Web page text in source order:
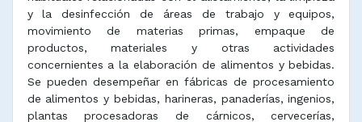
y la desinfección de áreas de trabajo y equipos,
movimiento de materias primas, empaque de
productos, materiales y otras actividades
concernientes a la elaboración de alimentos y bebidas.
Se pueden desempeñar en fábricas de procesamiento
de alimentos y bebidas, harineras, panaderías, ingenios,
plantas procesadoras de cárnicos, cervecerías,